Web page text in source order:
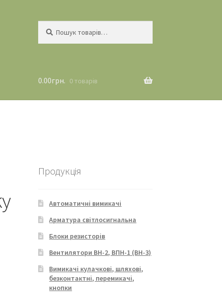
0.00грн. 0 товарів
Продукція
Автоматичні вимикачі
Арматура світлосигнальна
Блоки резисторів
Вентилятори ВН-2, ВПН-1 (ВН-3)
Вимикачі кулачкові, шляхові,
безконтактні, перемикачі,
кнопки